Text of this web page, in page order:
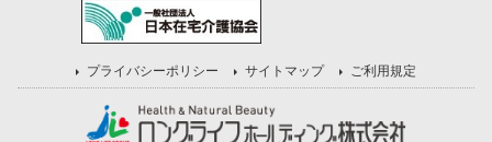
プライバシーポリシー サイトマップ ご利用規定